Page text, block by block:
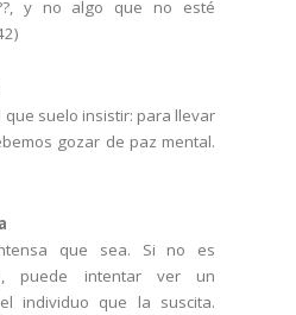
y no algo que no esté
que suelo insistir: para llevar
gozar de paz mental.
que sea. Si no es
puede intentar ver un
individuo que la suscita.